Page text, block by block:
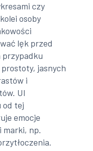
czy
osoby
lęk przed
przypadku
jasnych
i
UI
od tej
emocje
marki, np.